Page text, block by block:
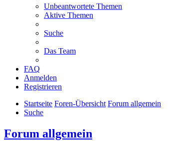
Unbeantwortete Themen
Aktive Themen
Suche
Das Team
FAQ
Anmelden
Registrieren
Startseite Foren-Übersicht Forum allgemein
Suche
Forum allgemein